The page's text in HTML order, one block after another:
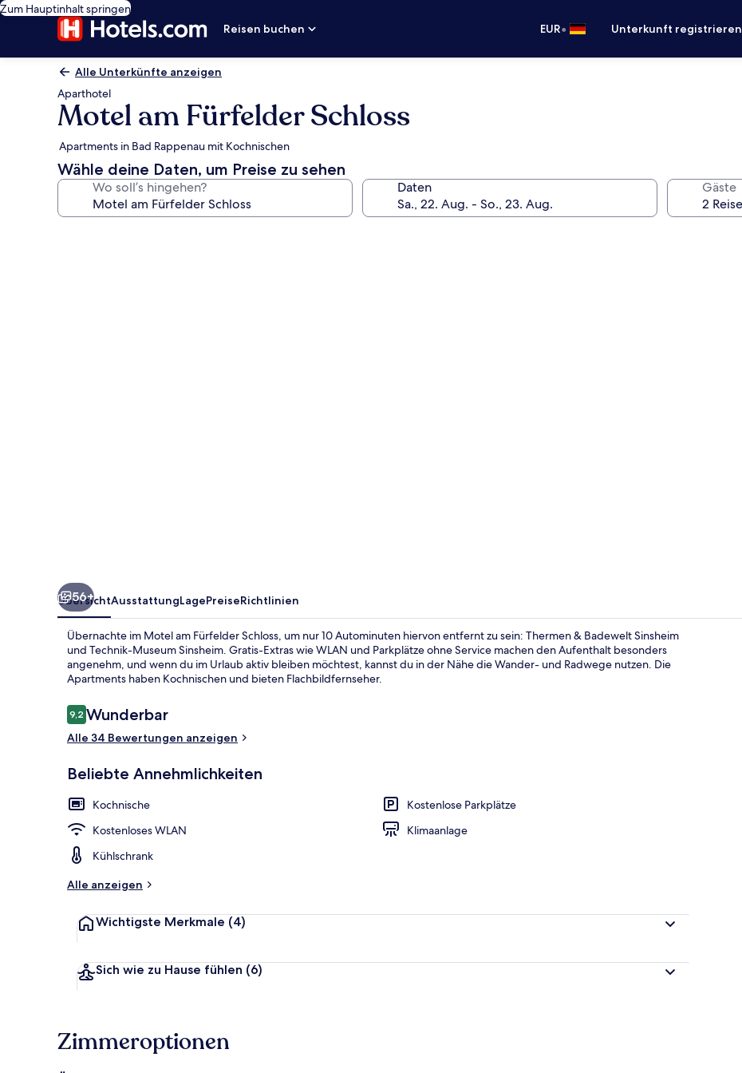
Zum Hauptinhalt springen
Reisen buchen
EUR• Unterkunft registrieren
Alle Unterkünfte anzeigen
Aparthotel
Motel am Fürfelder Schloss
Apartments in Bad Rappenau mit Kochnischen
Wähle deine Daten, um Preise zu sehen
Wo soll’s hingehen? Daten Gäste
56+
ÜbersichtAusstattungLagePreiseRichtlinien
Übernachte im Motel am Fürfelder Schloss, um nur 10 Autominuten hiervon entfernt zu sein: Thermen & Badewelt Sinsheim
und Technik-Museum Sinsheim. Gratis-Extras wie WLAN und Parkplätze ohne Service machen den Aufenthalt besonders
angenehm, und wenn du im Urlaub aktiv bleiben möchtest, kannst du in der Nähe die Wander- und Radwege nutzen. Die
Apartments haben Kochnischen und bieten Flachbildfernseher.
Bewertungen
9,29,2 von 10.
Wunderbar
Alle 34 Bewertungen anzeigen
Beliebte Annehmlichkeiten
Kochnische
Kostenlose Parkplätze
Kostenloses WLAN
Klimaanlage
Kühlschrank
Alle anzeigen
Wichtigste Merkmale (4)
Sich wie zu Hause fühlen (6)
Zimmeroptionen